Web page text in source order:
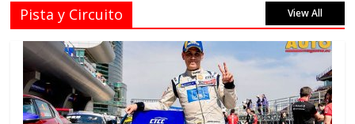
Pista y Circuito View All